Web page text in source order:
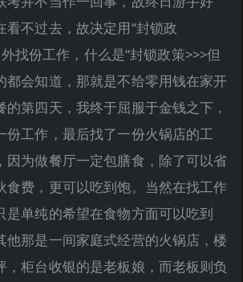
看不过去，故决定用“封锁政
找份工作，什么是“封锁政策>>>但
都会知道，那就是不给零用钱在家开
第四天，我终于屈服于金钱之下，
份工作，最后找了一份火锅店的工
因为做餐厅一定包膳食，除了可以省
食费，更可以吃到饱。当然在找工作
是单纯的希望在食物方面可以吃到
他那是一间家庭式经营的火锅店，楼
，柜台收银的是老板娘，而老板则负